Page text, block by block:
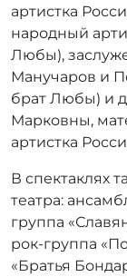
артистка
народный
Любы),
Манучаров и
брат Любы) и
Марковны,
артистка
В спектаклях
театра:
группа
рок-группа
«Братья